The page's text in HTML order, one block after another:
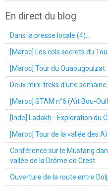
En direct du blog
Dans la presse locale (4)...
[Maroc] Les cols secrets du
[Maroc] Tour du Ouaougoulzat
Deux mini-treks d'une semaine
[Maroc] GTAM n°6 (Aït Bou-
[Inde] Ladakh - Exploration du
[Maroc] Tour de la vallée des
Conférence sur le Mustang
vallée de la Drôme de Crest
Ouverture de la route entre